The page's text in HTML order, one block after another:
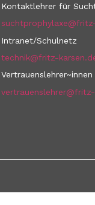
Kontaktlehrer für
Intranet/Schulnetz
technik@fritz-
Vertrauenslehrer~innen